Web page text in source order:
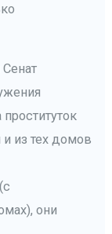
из тех домов
они